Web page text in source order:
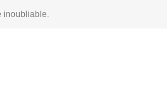
inoubliable.